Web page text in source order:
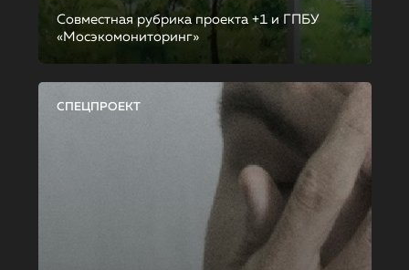
Совместная рубрика проекта +1 и ГПБУ
«Мосэкомониторинг»
СПЕЦПРОЕКТ